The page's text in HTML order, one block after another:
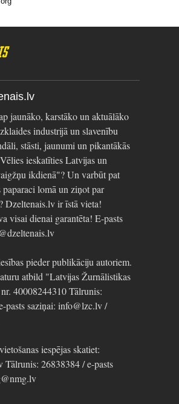
jaunāko, karstāko un aktuālāko
industrijā un slavenību
stāsti, jaunumi un pikantākās
ieskatīties Latvijas un
ikdienā"? Un varbūt pat
paparaci lomā un ziņot par
Dzeltenais.lv ir īstā vieta!
visai dienai garantēta! E-pasts
pieder publikāciju autoriem.
atbild "Latvijas Žurnālistikas
40008244310 Tālrunis:
pasts saziņai: info@lzc.lv /
iespējas skatiet:
26838384 / e-pasts